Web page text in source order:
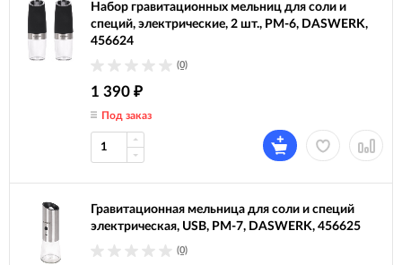
Набор гравитационных мельниц для соли и
специй, электрические, 2 шт., PM-6, DASWERK,
456624
(0)
1 390 ₽
Под заказ
Гравитационная мельница для соли и специй
электрическая, USB, PM-7, DASWERK, 456625
(0)